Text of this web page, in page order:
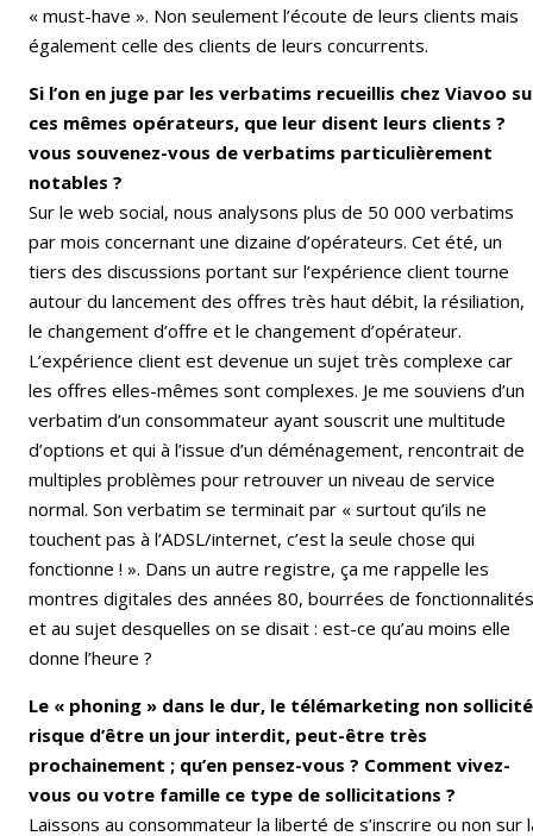
« must-have ». Non seulement l’écoute de leurs clients mais
également celle des clients de leurs concurrents.
Si l’on en juge par les verbatims recueillis chez Viavoo
ces mêmes opérateurs, que leur disent leurs clients ?
vous souvenez-vous de verbatims particulièrement
notables ?
Sur le web social, nous analysons plus de 50 000 verbatims
par mois concernant une dizaine d’opérateurs. Cet été, un
tiers des discussions portant sur l’expérience client tourne
autour du lancement des offres très haut débit, la résiliation,
le changement d’offre et le changement d’opérateur.
L’expérience client est devenue un sujet très complexe car
les offres elles-mêmes sont complexes. Je me souviens d’un
verbatim d’un consommateur ayant souscrit une multitude
d’options et qui à l’issue d’un déménagement, rencontrait de
multiples problèmes pour retrouver un niveau de service
normal. Son verbatim se terminait par « surtout qu’ils ne
touchent pas à l’ADSL/internet, c’est la seule chose qui
fonctionne ! ». Dans un autre registre, ça me rappelle les
montres digitales des années 80, bourrées de fonctionnalités
et au sujet desquelles on se disait : est-ce qu’au moins elle
donne l’heure ?
Le « phoning » dans le dur, le télémarketing non sollicité
risque d’être un jour interdit, peut-être très
prochainement ; qu’en pensez-vous ? Comment vivez-
vous ou votre famille ce type de sollicitations ?
Laissons au consommateur la liberté de s’inscrire ou non sur